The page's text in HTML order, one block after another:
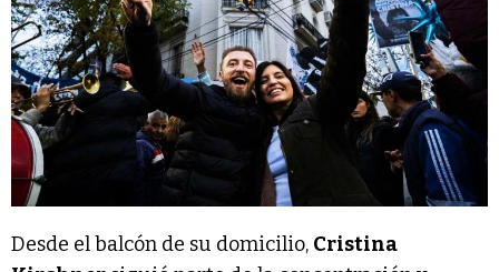
Desde el balcón de su domicilio, Cristina